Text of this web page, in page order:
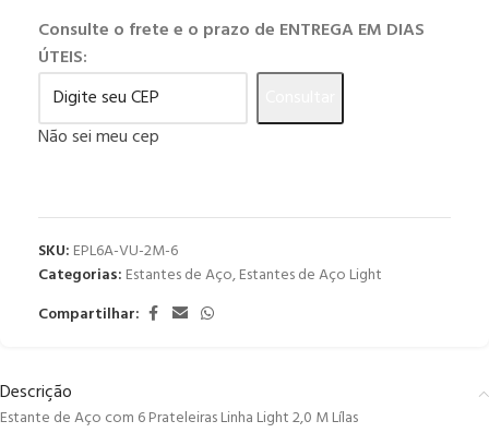
Consulte o frete e o prazo de ENTREGA EM DIAS
ÚTEIS:
Não sei meu cep
SKU: EPL6A-VU-2M-6
Categorias: Estantes de Aço,Estantes de Aço Light
Compartilhar:
Descrição
Estante de Aço com 6 Prateleiras Linha Light 2,0 M Lílas